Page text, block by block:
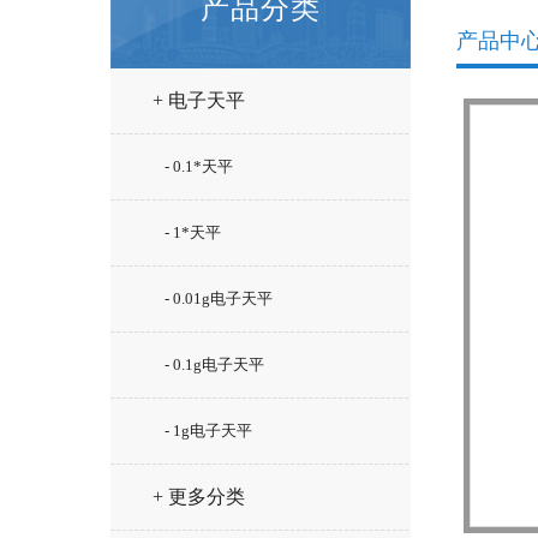
产品分类
+ 电子天平
- 0.1*天平
- 1*天平
- 0.01g电子天平
- 0.1g电子天平
- 1g电子天平
+ 更多分类
产品中